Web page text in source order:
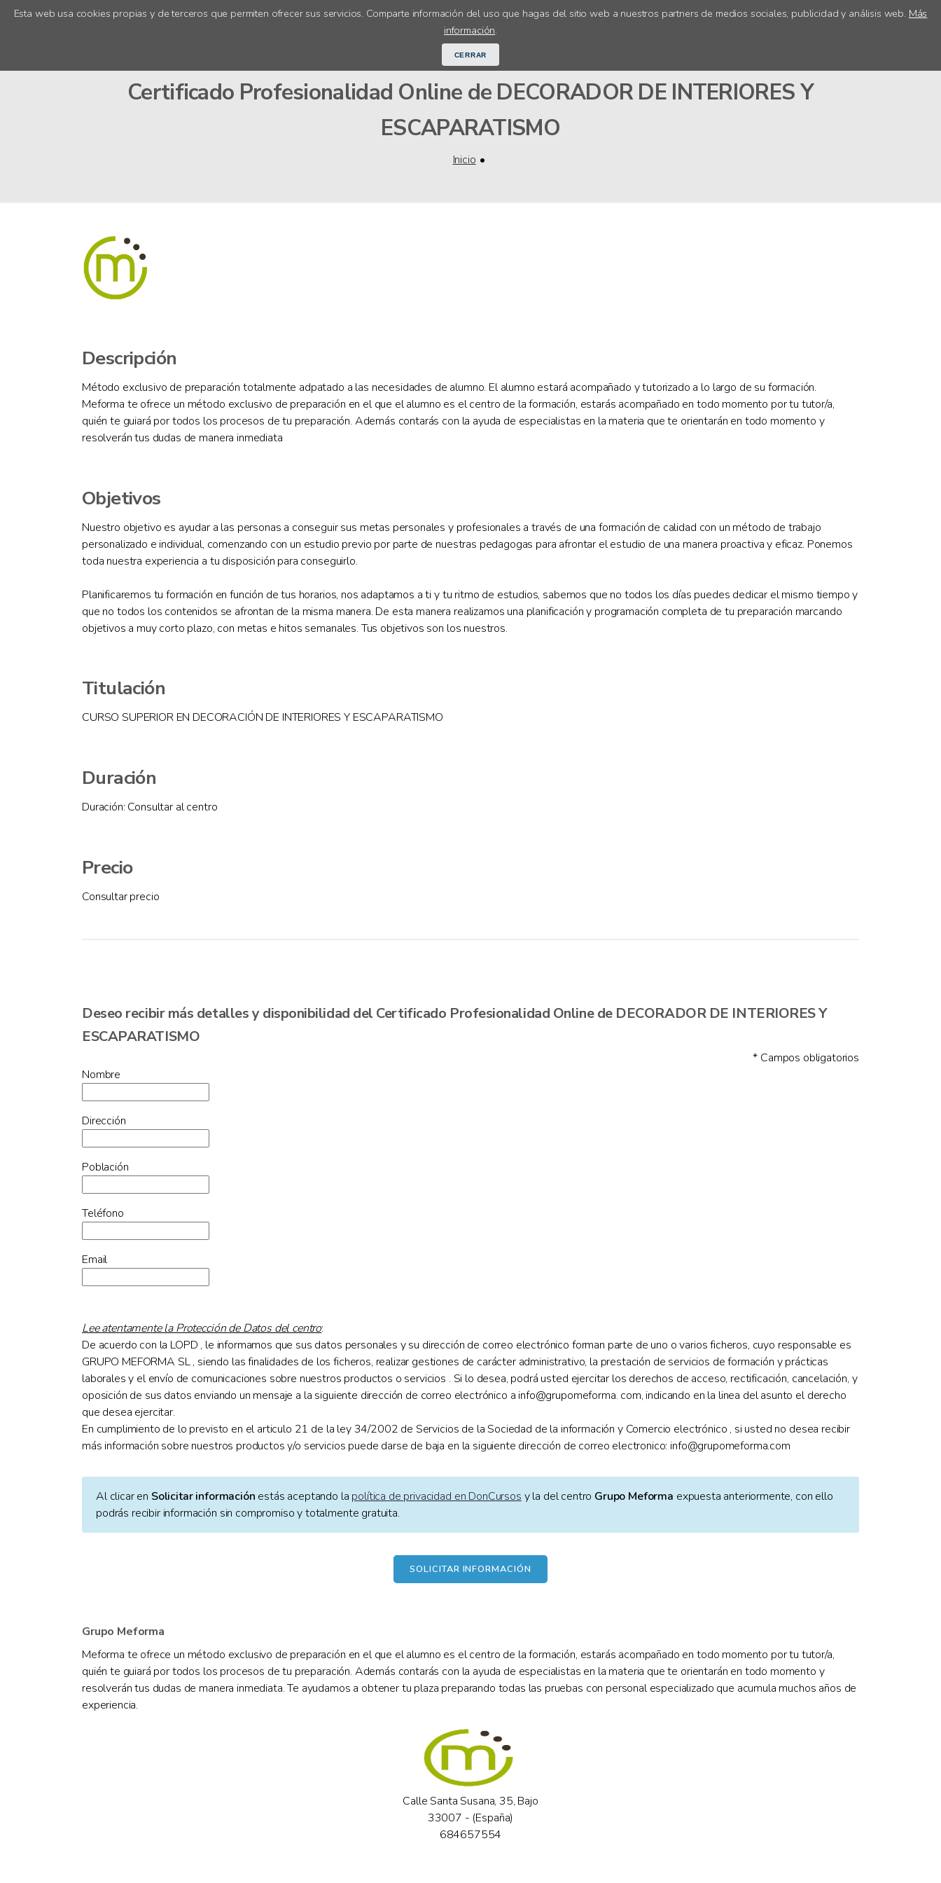
Esta web usa cookies propias y de terceros que permiten ofrecer sus servicios. Comparte información del uso que hagas del sitio web a nuestros partners de medios sociales, publicidad y análisis web. Más
información.
CERRAR
Cursos online Orientación académica Acceso centros
Certificado Profesionalidad Online de DECORADOR DE INTERIORES Y
ESCAPARATISMO
Inicio
Descripción
Método exclusivo de preparación totalmente adpatado a las necesidades de alumno. El alumno estará acompañado y tutorizado a lo largo de su formación.
Meforma te ofrece un método exclusivo de preparación en el que el alumno es el centro de la formación, estarás acompañado en todo momento por tu tutor/a,
quién te guiará por todos los procesos de tu preparación. Además contarás con la ayuda de especialistas en la materia que te orientarán en todo momento y
resolverán tus dudas de manera inmediata
Objetivos
Nuestro objetivo es ayudar a las personas a conseguir sus metas personales y profesionales a través de una formación de calidad con un método de trabajo
personalizado e individual, comenzando con un estudio previo por parte de nuestras pedagogas para afrontar el estudio de una manera proactiva y eficaz. Ponemos
toda nuestra experiencia a tu disposición para conseguirlo.
Planificaremos tu formación en función de tus horarios, nos adaptamos a ti y tu ritmo de estudios, sabemos que no todos los días puedes dedicar el mismo tiempo y
que no todos los contenidos se afrontan de la misma manera. De esta manera realizamos una planificación y programación completa de tu preparación marcando
objetivos a muy corto plazo, con metas e hitos semanales. Tus objetivos son los nuestros.
Titulación
CURSO SUPERIOR EN DECORACIÓN DE INTERIORES Y ESCAPARATISMO
Duración
Duración: Consultar al centro
Precio
Consultar precio
Deseo recibir más detalles y disponibilidad del Certificado Profesionalidad Online de DECORADOR DE INTERIORES Y
ESCAPARATISMO
* Campos obligatorios
Nombre
Dirección
Población
Teléfono
Email
Lee atentamente la Protección de Datos del centro:
De acuerdo con la LOPD , le informamos que sus datos personales y su dirección de correo electrónico forman parte de uno o varios ficheros, cuyo responsable es
GRUPO MEFORMA SL , siendo las finalidades de los ficheros, realizar gestiones de carácter administrativo, la prestación de servicios de formación y prácticas
laborales y el envío de comunicaciones sobre nuestros productos o servicios . Si lo desea, podrá usted ejercitar los derechos de acceso, rectificación, cancelación, y
oposición de sus datos enviando un mensaje a la siguiente dirección de correo electrónico a info@grupomeforma. com, indicando en la linea del asunto el derecho
que desea ejercitar.
En cumplimiento de lo previsto en el articulo 21 de la ley 34/2002 de Servicios de la Sociedad de la información y Comercio electrónico , si usted no desea recibir
más información sobre nuestros productos y/o servicios puede darse de baja en la siguiente dirección de correo electronico: info@grupomeforma.com
Al clicar en Solicitar información estás aceptando la política de privacidad en DonCursos y la del centro Grupo Meforma expuesta anteriormente, con ello
podrás recibir información sin compromiso y totalmente gratuita.
Grupo Meforma
Meforma te ofrece un método exclusivo de preparación en el que el alumno es el centro de la formación, estarás acompañado en todo momento por tu tutor/a,
quién te guiará por todos los procesos de tu preparación. Además contarás con la ayuda de especialistas en la materia que te orientarán en todo momento y
resolverán tus dudas de manera inmediata. Te ayudamos a obtener tu plaza preparando todas las pruebas con personal especializado que acumula muchos años de
experiencia.
Calle Santa Susana, 35, Bajo
33007 - (España)
684657554